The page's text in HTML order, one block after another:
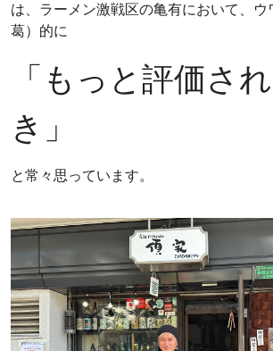
は、ラーメン激戦区の亀有において、ウ
葛）的に
「もっと評価さ
き」
と常々思っています。